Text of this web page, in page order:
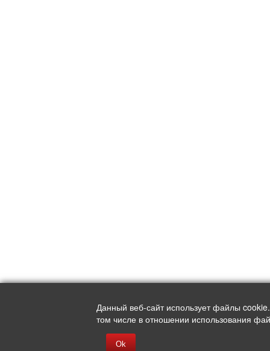
Данный веб-сайт использует файлы
том числе в отношении использования
Ok